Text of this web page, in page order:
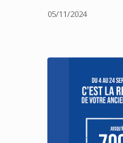
05/11/2024